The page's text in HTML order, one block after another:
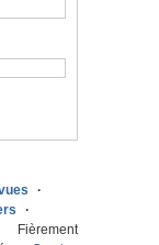
Fièrement